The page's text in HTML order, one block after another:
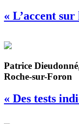
« L’accent
Patrice
Roche-sur-Foron
« Des tests